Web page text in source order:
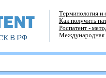
В РФ
Терминология и
Как получить
Роспатент -
Международная